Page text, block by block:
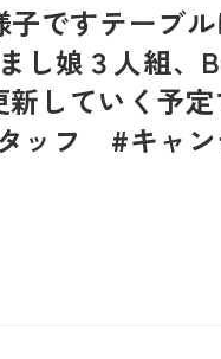
ですテーブ
し娘３人組、
新していく予
フ #キャン